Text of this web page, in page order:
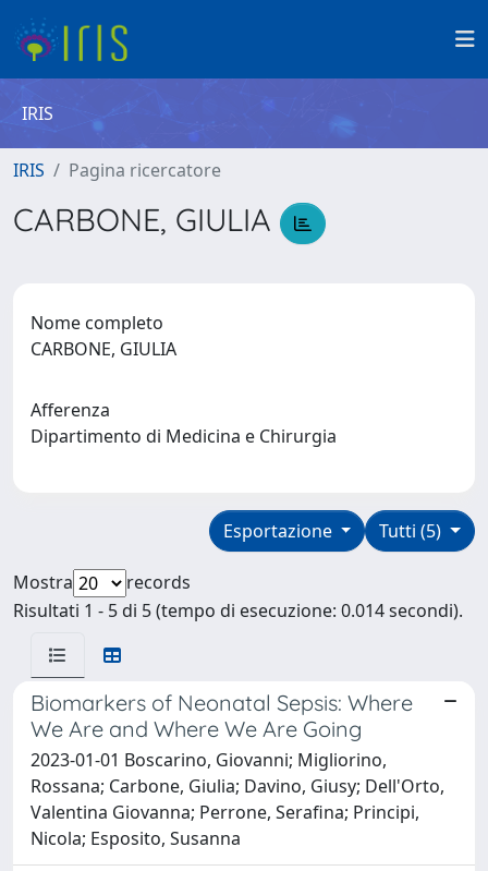
IRIS
IRIS Pagina ricercatore
CARBONE, GIULIA
Nome completo
CARBONE, GIULIA
Afferenza
Dipartimento di Medicina e Chirurgia
Tutti (5)
Esportazione
Mostra
records
Risultati 1 - 5 di 5 (tempo di esecuzione: 0.014 secondi).
Biomarkers of Neonatal Sepsis: Where
We Are and Where We Are Going
2023-01-01 Boscarino, Giovanni; Migliorino,
Rossana; Carbone, Giulia; Davino, Giusy; Dell'Orto,
Valentina Giovanna; Perrone, Serafina; Principi,
Nicola; Esposito, Susanna